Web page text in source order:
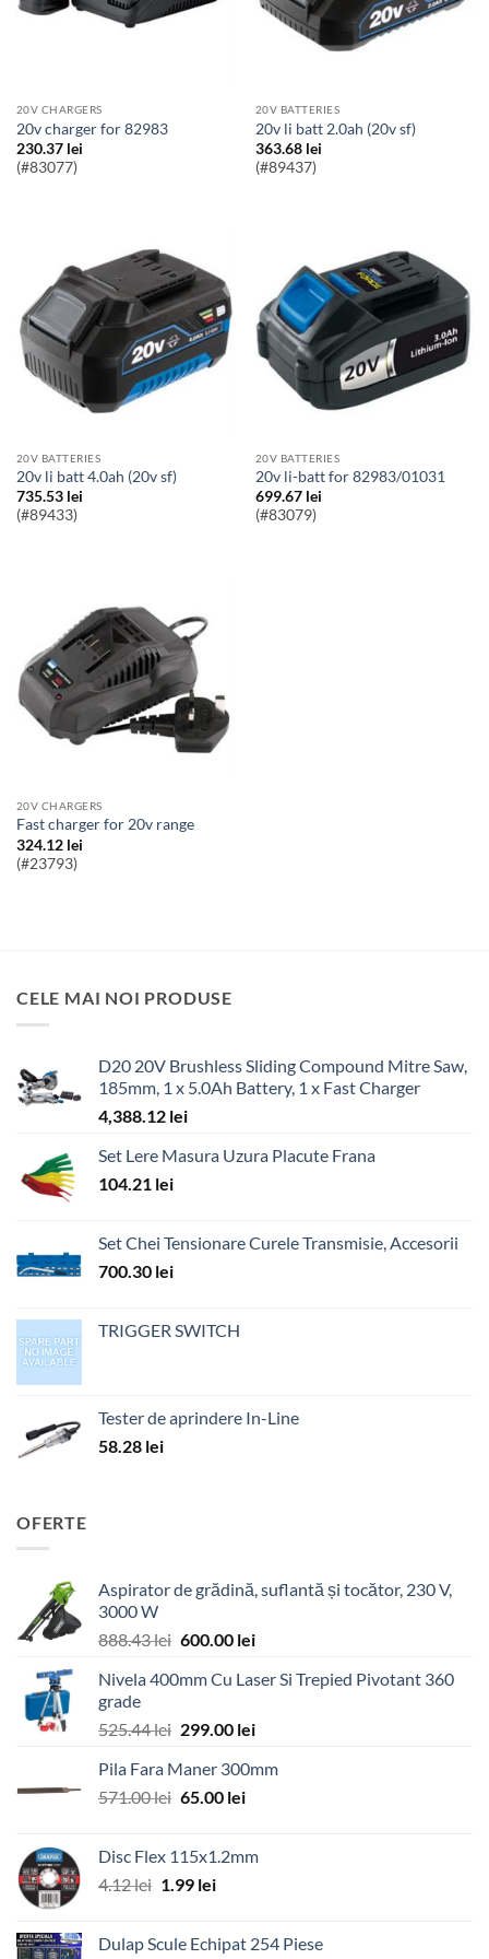
20V CHARGERS
20v charger for 82983
230.37 lei
(#83077)
20V BATTERIES
20v li batt 2.0ah (20v sf)
363.68 lei
(#89437)
20V BATTERIES
20v li batt 4.0ah (20v sf)
735.53 lei
(#89433)
20V BATTERIES
20v li-batt for 82983/01031
699.67 lei
(#83079)
20V CHARGERS
Fast charger for 20v range
324.12 lei
(#23793)
CELE MAI NOI PRODUSE
D20 20V Brushless Sliding Compound Mitre Saw,
185mm, 1 x 5.0Ah Battery, 1 x Fast Charger
4,388.12 lei
Set Lere Masura Uzura Placute Frana
104.21 lei
Set Chei Tensionare Curele Transmisie, Accesorii
700.30 lei
TRIGGER SWITCH
Tester de aprindere In-Line
58.28 lei
OFERTE
Aspirator de grădină, suflantă și tocător, 230 V,
3000 W
888.43lei Prețul
a
888.43 lei.
600.00 leiPrețul
este:
Nivela 400mm Cu Laser Si Trepied Pivotant 360
grade
525.44lei Prețul
a
fost:
299.00 leiPrețul
este:
Pila Fara Maner 300mm
571.00lei Prețul
fost:
571.00 lei.
65.00 leiPrețul
65.00 lei.
Disc Flex 115x1.2mm
4.12lei Prețul
fost:
1.99 leiPrețul
1.99 lei.
Dulap Scule Echipat 254 Piese